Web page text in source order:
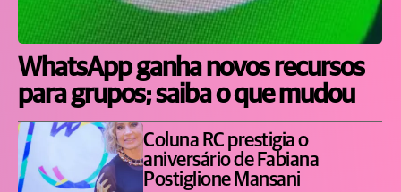
WhatsApp ganha novos recursos
para grupos; saiba o que mudou
Coluna RC prestigia o
aniversário de Fabiana
Postiglione Mansani